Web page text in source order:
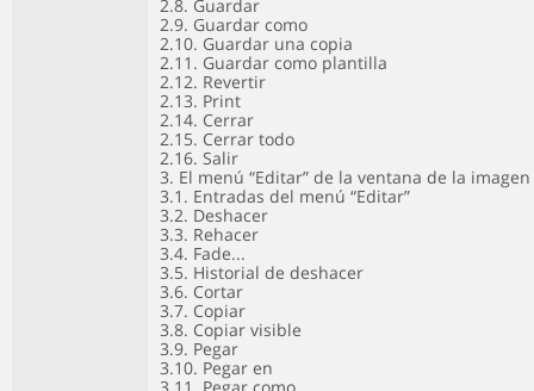
2.8. Guardar
2.9. Guardar como
2.10. Guardar una copia
2.11. Guardar como plantilla
2.12. Revertir
2.13. Print
2.14. Cerrar
2.15. Cerrar todo
2.16. Salir
3. El menú “Editar” de la ventana de la imagen
3.1. Entradas del menú “Editar”
3.2. Deshacer
3.3. Rehacer
3.4. Fade...
3.5. Historial de deshacer
3.6. Cortar
3.7. Copiar
3.8. Copiar visible
3.9. Pegar
3.10. Pegar en